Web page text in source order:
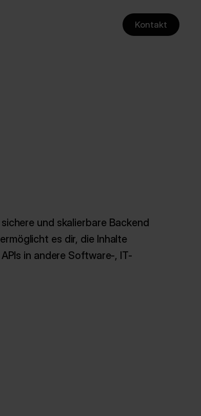
Kontakt
und skalierbare Backend
es dir, die Inhalte
in andere Software-, IT-